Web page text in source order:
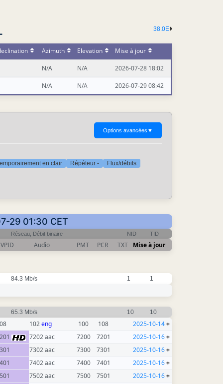
38.0E
Azimuth Elevation Mise à jour
N/A N/A 2026-07-28 18:02
N/A N/A 2026-07-29 08:42
Options avancées ▼
en clair Répéteur - Flux/débits
29 01:30 CET
Réseau, Débit binaire NID TID
VPID Audio PMT PCR TXT Mise à jour
84.3 Mb/s 1 1
65.3 Mb/s 10 10
102eng 100 108 2025-10-14+
7202 aac 7200 7201 2025-10-16+
7302 aac 7300 7301 2025-10-16+
7402 aac 7400 7401 2025-10-16+
7502 aac 7500 7501 2025-10-16+